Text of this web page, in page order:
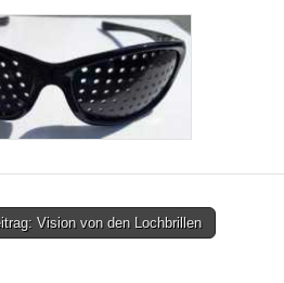
Vision von den Lochbrillen